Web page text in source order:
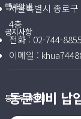
행사안내
공지사항
동문우대업체
서울특별시 종로
4층
전화 :02-744-
이메일 :
동문회비 납